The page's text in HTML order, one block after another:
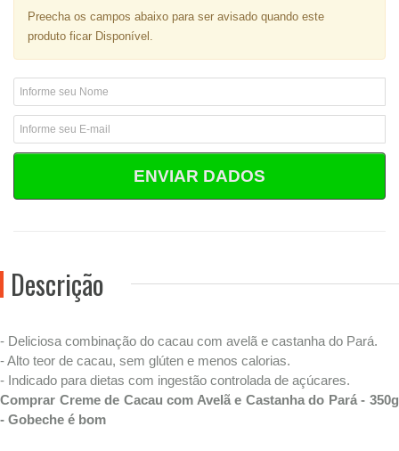
Preecha os campos abaixo para ser avisado quando este
produto ficar Disponível.
ENVIAR DADOS
Descrição
- Deliciosa combinação do cacau com avelã e castanha do Pará.
- Alto teor de cacau, sem glúten e menos calorias.
- Indicado para dietas com ingestão controlada de açúcares.
Comprar Creme de Cacau com Avelã e Castanha do Pará - 350g
- Gobeche é bom